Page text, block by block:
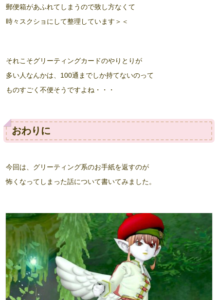
郵便箱があふれてしまうので致し方なくて
時々スクショにして整理しています＞＜
それこそグリーティングカードのやりとりが
多い人なんかは、100通までしか持てないのって
ものすごく不便そうですよね・・・
おわりに
今回は、グリーティング系のお手紙を返すのが
怖くなってしまった話について書いてみました。